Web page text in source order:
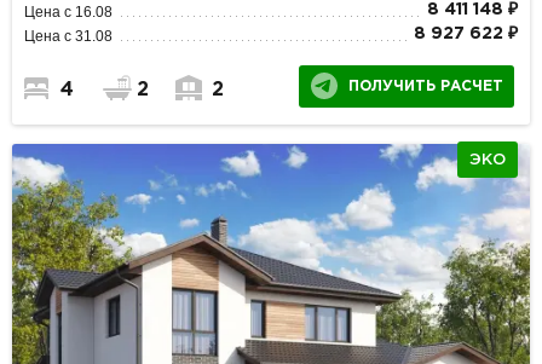
Цена с 16.08 8 411 148 ₽
Цена с 31.08 8 927 622 ₽
4 2 2 ПОЛУЧИТЬ РАСЧЕТ
ЭКО